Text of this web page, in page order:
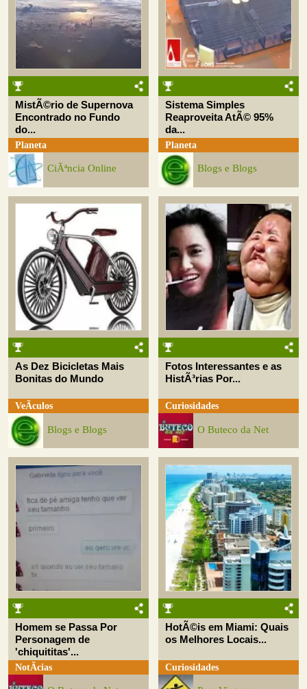
MistÃ©rio de Supernova
Encontrado no Fundo
do...
Planeta
CiÃªncia Online
Sistema Simples
Reaproveita AtÃ© 95%
da...
Planeta
Blogs e Blogs
As Dez Bicicletas Mais
Bonitas do Mundo
VeÃ­culos
Blogs e Blogs
Fotos Interessantes e as
HistÃ³rias Por...
Curiosidades
O Buteco da Net
Homem se Passa Por
Personagem de
'chiquititas'...
NotÃ­cias
HotÃ©is em Miami: Quais
os Melhores Locais...
Curiosidades